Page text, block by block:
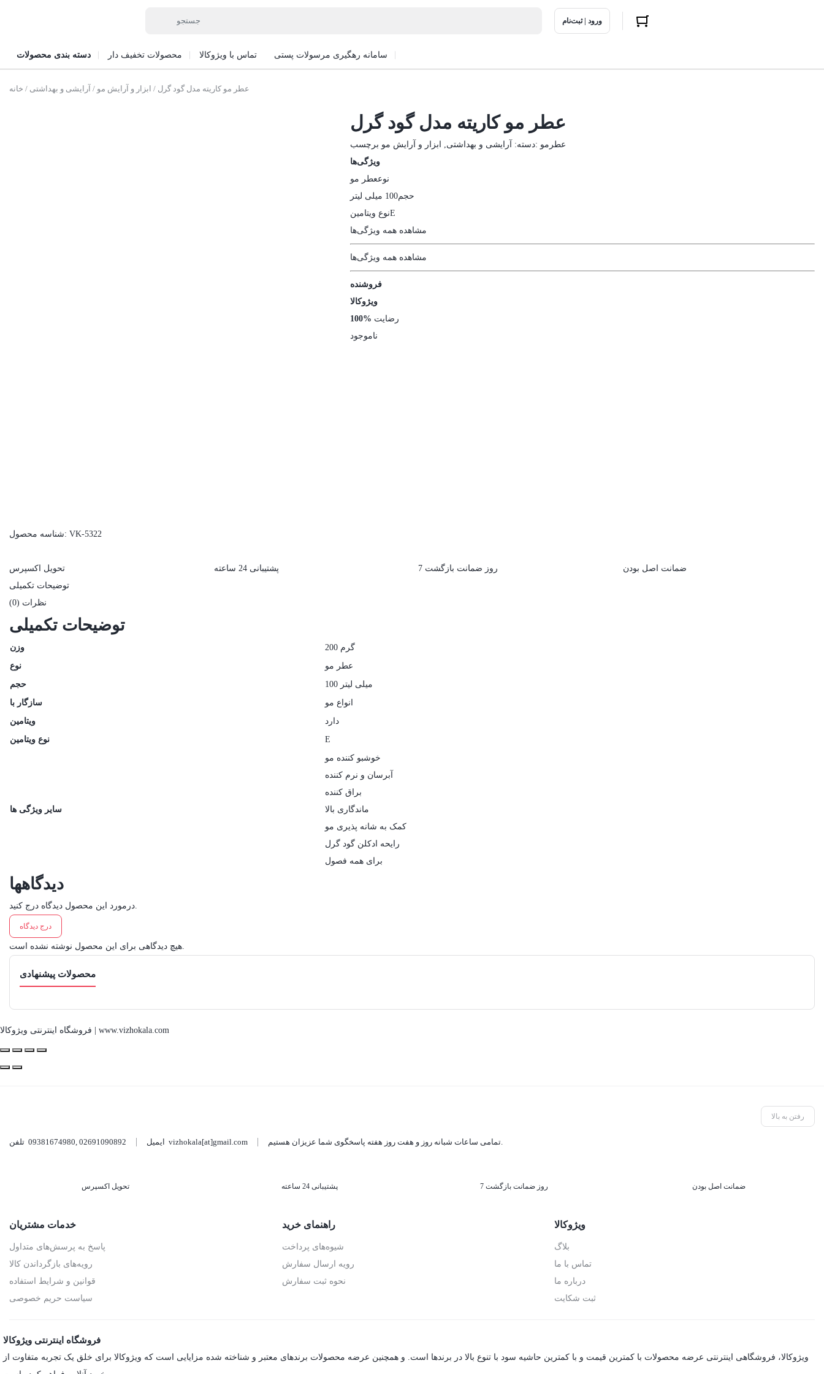
ورود | ثبت‌نام
دسته بندی محصولات محصولات تخفیف دار تماس با ویژوکالا سامانه رهگیری مرسولات پستی
خانه / آرایشی و بهداشتی / ابزار و آرایش مو / عطر مو کاریته مدل گود گرل
شناسه محصول: VK-5322
عطر مو کاریته مدل گود گرل
دسته: آرایشی و بهداشتی, ابزار و آرایش مو برچسب: عطرمو
ویژگی‌ها
نوععطر مو
حجم100 میلی لیتر
نوع ویتامینE
مشاهده همه ویژگی‌ها
مشاهده همه ویژگی‌ها
فروشنده
ویژوکالا
100% رضایت
ناموجود
تحویل اکسپرس پشتیبانی 24 ساعته 7 روز ضمانت بازگشت
ضمانت اصل بودن
توضیحات تکمیلی
نظرات (0)
توضیحات تکمیلی
وزن
200 گرم
نوع
عطر مو
حجم
100 میلی لیتر
سازگار با
انواع مو
ویتامین
دارد
نوع ویتامین
E
سایر ویژگی ها
خوشبو کننده مو
آبرسان و نرم کننده
براق کننده
ماندگاری بالا
کمک به شانه پذیری مو
رایحه ادکلن گود گرل
برای همه فصول
دیدگاهها
درج دیدگاه
هیچ دیدگاهی برای این محصول نوشته نشده است.
محصولات پیشنهادی
فروشگاه اینترنتی ویژوکالا | www.vizhokala.com
رفتن به بالا
09381674980, 02691090892 vizhokala[at]gmail.com تمامی ساعات شبانه روز و هفت روز هفته پاسخگوی شما عزیزان هستیم.
تحویل اکسپرس پشتیبانی 24 ساعته 7 روز ضمانت بازگشت ضمانت اصل بودن
خدمات مشتریان
پاسخ به پرسش‌های متداول
رویه‌های بازگرداندن کالا
قوانین و شرایط استفاده
سیاست حریم خصوصی
راهنمای خرید
شیوه‌های پرداخت
رویه ارسال سفارش
نحوه ثبت سفارش
ویژوکالا
بلاگ
تماس با ما
درباره ما
ثبت شکایت
فروشگاه اینترنتی ویژوکالا
ویژوکالا، فروشگاهی اینترنتی عرضه محصولات با کمترین قیمت و با کمترین حاشیه سود با تنوع بالا در برندها است. و همچنین عرضه محصولات برندهای معتبر و شناخته شده مزایایی است که ویژوکالا برای خلق یک تجربه متفاوت از